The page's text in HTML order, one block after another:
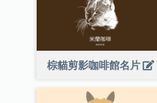
棕貓剪影咖啡館名片